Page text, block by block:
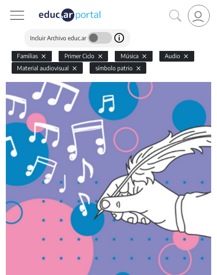
Incluir Archivo educ.ar
Familias Primer Ciclo Música
Audio
Material audiovisual
símbolo patrio